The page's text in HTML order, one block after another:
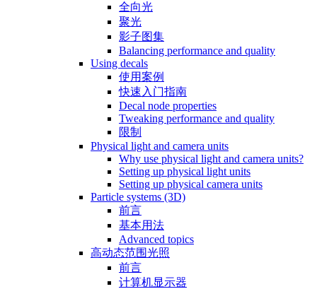
全向光
聚光
影子图集
Balancing performance and quality
Using decals
使用案例
快速入门指南
Decal node properties
Tweaking performance and quality
限制
Physical light and camera units
Why use physical light and camera units?
Setting up physical light units
Setting up physical camera units
Particle systems (3D)
前言
基本用法
Advanced topics
高动态范围光照
前言
计算机显示器